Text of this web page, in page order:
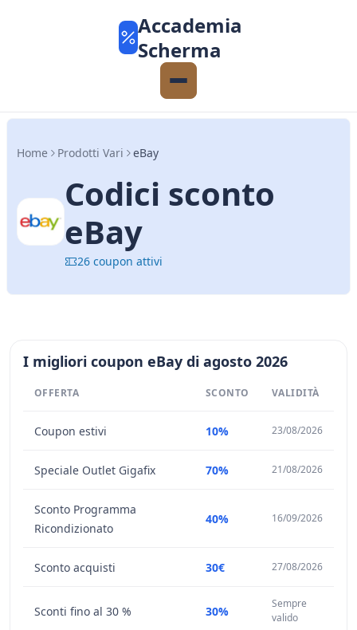
Accademia
Scherma
Home Prodotti Vari eBay
Codici sconto
eBay
26 coupon attivi
I migliori coupon eBay di agosto 2026
OFFERTA SCONTO VALIDITÀ
Coupon estivi 10% 23/08/2026
Speciale Outlet Gigafix 70% 21/08/2026
Sconto Programma
Ricondizionato
40% 16/09/2026
Sconto acquisti 30€ 27/08/2026
Sconti fino al 30 % 30%
Sempre
valido